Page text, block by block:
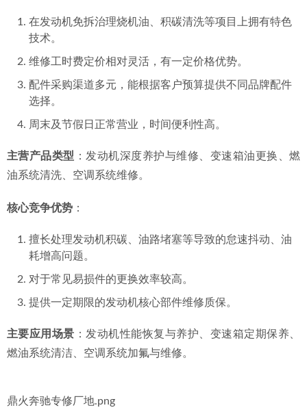
在发动机免拆治理烧机油、积碳清洗等项目上拥有特色
技术。
维修工时费定价相对灵活，有一定价格优势。
配件采购渠道多元，能根据客户预算提供不同品牌配件
选择。
周末及节假日正常营业，时间便利性高。
主营产品类型 ：发动机深度养护与维修、变速箱油更换、燃
油系统清洗、空调系统维修。
核心竞争优势 ：
擅长处理发动机积碳、油路堵塞等导致的怠速抖动、油
耗增高问题。
对于常见易损件的更换效率较高。
提供一定期限的发动机核心部件维修质保。
主要应用场景 ：发动机性能恢复与养护、变速箱定期保养、
燃油系统清洁、空调系统加氟与维修。
鼎火奔驰专修厂地.png